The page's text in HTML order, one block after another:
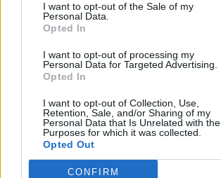
I want to opt-out of the Sale of my
Personal Data.
Opted In
I want to opt-out of processing my
Personal Data for Targeted Advertising.
Opted In
I want to opt-out of Collection, Use,
Retention, Sale, and/or Sharing of my
Personal Data that Is Unrelated with the
Purposes for which it was collected.
Opted Out
CONFIRM
GALÉRIA TOVÁBBI MŰTÁRGYAI
KAPCSOLÓDÓ MŰTÁRGYAK